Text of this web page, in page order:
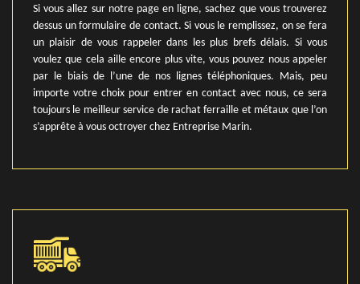
Si vous allez sur notre page en ligne, sachez que vous trouverez
dessus un formulaire de contact. Si vous le remplissez, on se fera
un plaisir de vous rappeler dans les plus brefs délais. Si vous
voulez que cela aille encore plus vite, vous pouvez nous appeler
par le biais de l’une de nos lignes téléphoniques. Mais, peu
importe votre choix pour entrer en contact avec nous, ce sera
toujours le meilleur service de rachat ferraille et métaux que l’on
s’apprête à vous octroyer chez Entreprise Marin.